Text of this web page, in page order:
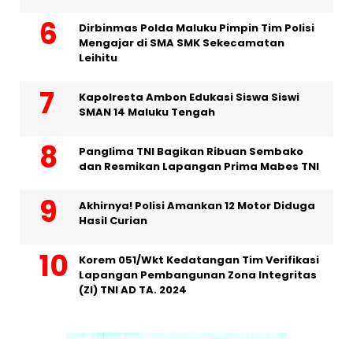
Dirbinmas Polda Maluku Pimpin Tim Polisi
Mengajar di SMA SMK Sekecamatan
Leihitu
Kapolresta Ambon Edukasi Siswa Siswi
SMAN 14 Maluku Tengah
Panglima TNI Bagikan Ribuan Sembako
dan Resmikan Lapangan Prima Mabes TNI
Akhirnya! Polisi Amankan 12 Motor Diduga
Hasil Curian
Korem 051/Wkt Kedatangan Tim Verifikasi
Lapangan Pembangunan Zona Integritas
(ZI) TNI AD TA. 2024